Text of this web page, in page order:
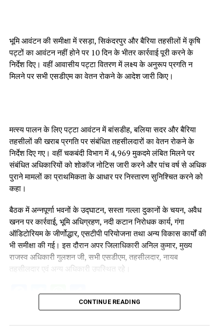
भूमि आवंटन की समीक्षा में रसड़ा, सिकंदरपुर और बैरिया तहसीलों में कृषि
पट्टों का आवंटन नहीं होने पर 10 दिन के भीतर कार्रवाई पूरी करने के
निर्देश दिए। वहीं आवासीय पट्टा वितरण में लक्ष्य के अनुरूप प्रगति न
मिलने पर सभी एसडीएम का वेतन रोकने के आदेश जारी किए।
मत्स्य पालन के लिए पट्टा आवंटन में बांसडीह, बलिया सदर और बैरिया
तहसीलों की खराब प्रगति पर संबंधित तहसीलदारों का वेतन रोकने के
निर्देश दिए गए। वहीं चकबंदी विभाग में 4,969 मुकदमे लंबित मिलने पर
संबंधित अधिकारियों को शोकॉज नोटिस जारी करने और पांच वर्ष से अधिक
पुराने मामलों का प्राथमिकता के आधार पर निस्तारण सुनिश्चित करने को
कहा।
बैठक में अन्नपूर्णा भवनों के उद्घाटन, सस्ता गल्ला दुकानों के चयन, अवैध
खनन पर कार्रवाई, भूमि अधिग्रहण, नदी कटान निरोधक कार्य, गंगा
ऑडिटोरियम के जीर्णोद्धार, एसटीपी परियोजना तथा अन्य विकास कार्यों की
भी समीक्षा की गई। इस दौरान अपर जिलाधिकारी अनिल कुमार, मुख्य
राजस्व अधिकारी गुलशन जी, सभी एसडीएम, तहसीलदार, नायब
तहसीलदार एवं अन्य अधिकारी उपस्थित रहे।
Facebook
Twitter
WhatsApp
Share
CONTINUE READING